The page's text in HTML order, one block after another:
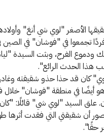
الأصغر "لوي شي أنغ"
الأحفاد وقد بلغ عدد أفراد الأسرة 16 فردًا تجمعوا في
المكان بالضحك ودموع الفرح، وبثت
هذا الحدث الرائع".
كان قد حذا حذو شقيقته
في منطقة "فوشان" خلال
أن شقيقتي التي فقدت أثرها
حقًا".